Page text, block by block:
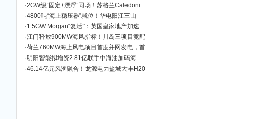
·2GW级“固定+漂浮”同场！苏格兰Caledoni
·4800吨“海上稳压器”就位！华电阳江三山
·1.5GW Morgan“复活”：英国皇家地产加速
·江门释放900MW海风指标！川岛三项目竞配
·荷兰760MW海上风电项目首度并网发电，首
·明阳智能拟增资2.81亿联手中海油加码海
·46.14亿元风渔融合！龙源电力盐城大丰H20